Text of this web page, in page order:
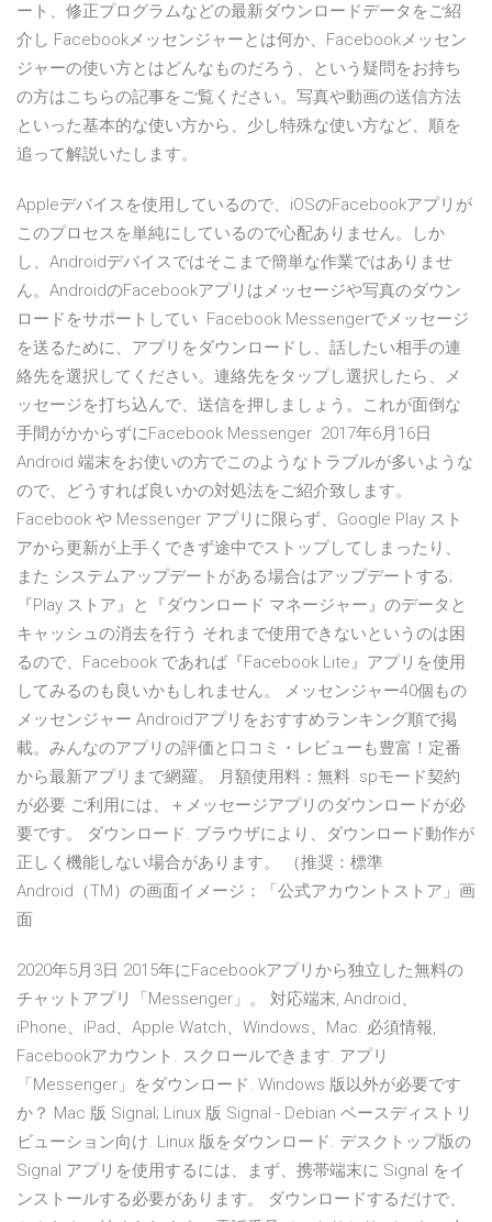
ート、修正プログラムなどの最新ダウンロードデータをご紹
介し Facebookメッセンジャーとは何か、Facebookメッセン
ジャーの使い方とはどんなものだろう、という疑問をお持ち
の方はこちらの記事をご覧ください。写真や動画の送信方法
といった基本的な使い方から、少し特殊な使い方など、順を
追って解説いたします。
Appleデバイスを使用しているので、iOSのFacebookアプリが
このプロセスを単純にしているので心配ありません。しか
し、Androidデバイスではそこまで簡単な作業ではありませ
ん。AndroidのFacebookアプリはメッセージや写真のダウン
ロードをサポートしてい Facebook Messengerでメッセージ
を送るために、アプリをダウンロードし、話したい相手の連
絡先を選択してください。連絡先をタップし選択したら、メ
ッセージを打ち込んで、送信を押しましょう。これが面倒な
手間がかからずにFacebook Messenger 2017年6月16日
Android 端末をお使いの方でこのようなトラブルが多いような
ので、どうすれば良いかの対処法をご紹介致します。
Facebook や Messenger アプリに限らず、Google Play スト
アから更新が上手くできず途中でストップしてしまったり、
また システムアップデートがある場合はアップデートする;
『Play ストア』と『ダウンロード マネージャー』のデータと
キャッシュの消去を行う それまで使用できないというのは困
るので、Facebook であれば『Facebook Lite』アプリを使用
してみるのも良いかもしれません。 メッセンジャー40個もの
メッセンジャー Androidアプリをおすすめランキング順で掲
載。みんなのアプリの評価と口コミ・レビューも豊富！定番
から最新アプリまで網羅。 月額使用料：無料. spモード契約
が必要 ご利用には、＋メッセージアプリのダウンロードが必
要です。 ダウンロード. ブラウザにより、ダウンロード動作が
正しく機能しない場合があります。 （推奨：標準
Android（TM）の画面イメージ：「公式アカウントストア」画
面
2020年5月3日 2015年にFacebookアプリから独立した無料の
チャットアプリ「Messenger」。 対応端末, Android、
iPhone、iPad、Apple Watch、Windows、Mac. 必須情報,
Facebookアカウント. スクロールできます. アプリ
「Messenger」をダウンロード. Windows 版以外が必要です
か？ Mac 版 Signal; Linux 版 Signal - Debian ベースディストリ
ビューション向け. Linux 版をダウンロード. デスクトップ版の
Signal アプリを使用するには、まず、携帯端末に Signal をイ
ンストールする必要があります。 ダウンロードするだけで、